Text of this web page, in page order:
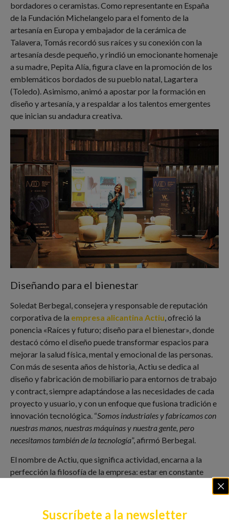
bordadores o ceramistas. Como representante en España
de la Fundación Michelangelo para el fomento de la
artesanía en Europa y embajador de la cerámica de
Talavera, Tomás recordó sus raíces y su conexión con la
artesanía desde pequeño, y rindió un emocionante homenaje
a su madre, Pepita Alía, figura clave en la promoción de los
emblemáticos bordados de su pueblo natal, Lagartera
(Toledo). Asimismo, animó a apostar por la formación en
diseño y artesanía, y a respaldar a los talentos emergentes
que inician su andadura creativa.
Diseñando para el bienestar
Soledat Berbegal, consejera y responsable de reputación
corporativa de la empresa alicantina Actiu, ofreció la
ponencia «Raíces y futuro; diseño para el bienestar», donde
destacó cómo el diseño puede transformar espacios para
mejorar la salud física, mental y emocional de las personas.
Con más de sesenta años de historia, Actiu se dedica al
diseño y fabricación de mobiliario para entornos de trabajo
y contract, siempre adaptándose a las necesidades de cada
proyecto y usuario, y con un enfoque que fusiona tradición e
innovación tecnológica. “Somos industriales y fabricamos con
nuestras manos, nuestras máquinas y nuestra gente, pero
necesitamos también de la tecnología”, afirmó Berbegal.
El nombre de Actiu, que significa actividad, encarna a la
perfección la filosofía de la empresa: estar en constante
transformando para ser más híbridos y flexibles. «
más, las oficinas quieren ser cafeterías, los hoteles quieren ser
Suscríbete a la newsletter